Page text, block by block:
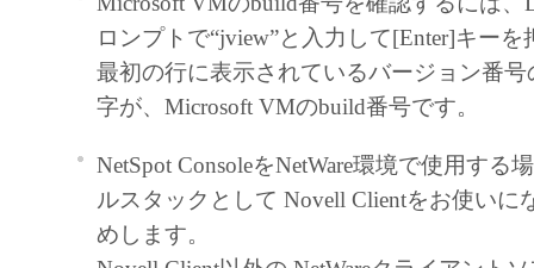
に対して「本ソフトウェア」を使
きますが、かかるコンピュータの
上の義務および条件を遵守させる
行に関し全責任を負うことを条件
お客様は、上記(1)に基づいて「本
使用するためのバックアップとし
ェア」を１部、複製することがで
上記(1)および(2)に定める場合を除
ロンプトで“jview”と入力して[Enter]キーを
最初の行に表示されているバージョン番
字が、Microsoft VMのbuild番号です。
NetSpot ConsoleをNetWare環境で使用する
ルスタックとして Novell Clientをお使いに
めします。